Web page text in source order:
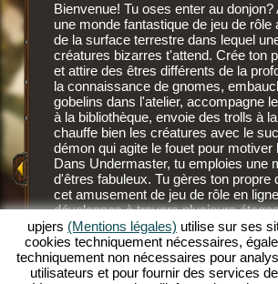
tu
Bienvenue! Tu oses enter au donjon?
une monde fantastique de jeu de rôle
de la surface terrestre dans lequel
créatures bizarres t'attend. Crée ton
et attire des êtres différents de la
la connaissance de gnomes,
gobelins dans l'atelier, accompagne
à la bibliothèque, envoie des trolls à
chauffe bien les créatures avec le
démon qui agite le fouet pour motiver
Dans Undermaster, tu emploies une
d'êtres fabuleux. Tu gères ton propre
cet amusement de jeu de rôle en
développes à travers plusieurs
avec des superbes objets, aménage
illumine le décor avec des torches de
couleurs. Découvre les profondeurs
rôle en ligne extraordinaire et deviens
upjers (Mentions légales) utilise sur ses
cookies techniquement nécessaires,
techniquement non nécessaires pour
utilisateurs et pour fournir des services